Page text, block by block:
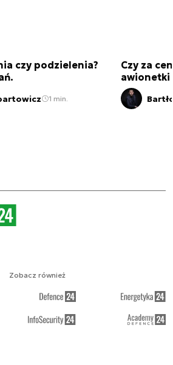
czy podzielenia?
1 min.
Czy za
awionetki
Zobacz również